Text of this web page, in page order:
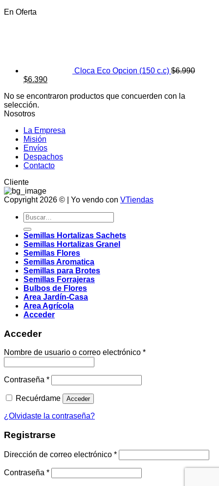
En Oferta
Cloca Eco Opcion (150 c.c) $6.990
El
original
era:
$6.990.
$6.390El
actual
No se encontraron productos que concuerden con la
selección.
Nosotros
La Empresa
Misión
Envíos
Despachos
Contacto
Cliente
Copyright 2026 © | Yo vendo con VTiendas
Buscar
por:
Semillas Hortalizas Sachets
Semillas Hortalizas Granel
Semillas Flores
Semillas Aromatica
Semillas para Brotes
Semillas Forrajeras
Bulbos de Flores
Area Jardín-Casa
Area Agrícola
Acceder
Acceder
Nombre de usuario o correo electrónico *Obligatorio
Contraseña *Obligatorio
Recuérdame Acceder
¿Olvidaste la contraseña?
Registrarse
Dirección de correo electrónico *Obligatorio
Contraseña *Obligatorio